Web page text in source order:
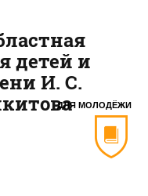
ДЛЯ МОЛОДЁЖИ
детей и
И. С.